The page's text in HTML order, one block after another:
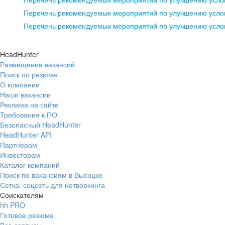
pr@ural.hh.ru
помещение 21
+7 383 207-94-64
pr@nsk.hh.ru
Перечень рекомендуемых мероприятий по улучшению
Перечень рекомендуемых мероприятий по улучшению
HeadHunter
Размещение вакансий
Поиск по резюме
О компании
Наши вакансии
Реклама на сайте
Требования к ПО
Безопасный HeadHunter
HeadHunter API
Партнерам
Инвесторам
Каталог компаний
Поиск по вакансиям в Высоцке
Сетка: соцсеть для нетворкинга
Соискателям
hh PRO
Готовое резюме